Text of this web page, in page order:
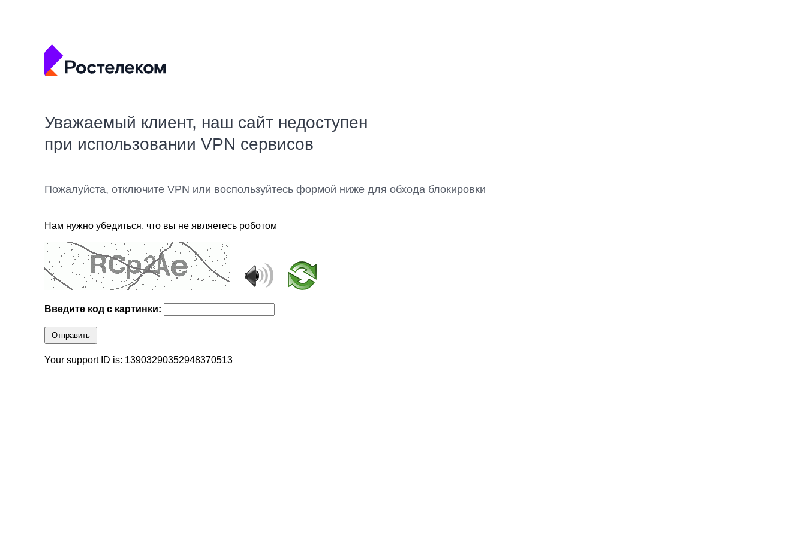
Уважаемый клиент, наш сайт недоступен
при использовании VPN сервисов
Пожалуйста, отключите VPN или воспользуйтесь формой ниже для обхода блокировки
Нам нужно убедиться, что вы не являетесь роботом
Введите код с картинки:
Отправить
Your support ID is: 13903290352948370513